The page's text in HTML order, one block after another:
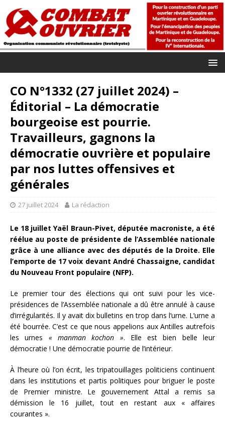
CO N°1332 (27 juillet 2024) –
Éditorial – La démocratie
bourgeoise est pourrie.
Travailleurs, gagnons la
démocratie ouvrière et populaire
par nos luttes offensives et
générales
27 juillet 2024 La rédaction
Le 18 juillet Yaël Braun-Pivet, députée macroniste, a été
réélue au poste de présidente de l’Assemblée nationale
grâce à une alliance avec des députés de la Droite. Elle
l’emporte de 17 voix devant André Chassaigne, candidat
du Nouveau Front populaire (NFP).
Le premier tour des élections qui ont suivi pour les vice-
présidences de l’Assemblée nationale a dû être annulé à cause
d’irrégularités. Il y avait dix bulletins en trop dans l’urne. L’urne a
été bourrée. C’est ce que nous appelions aux Antilles autrefois
les urnes « manman kochon ». Elle est bien belle leur
démocratie ! Une démocratie pourrie de l’intérieur.
À l’heure où l’on écrit, les tripatouillages politiciens continuent
dans les institutions et partis politiques pour briguer le poste
de Premier ministre. Le gouvernement Attal a remis sa
démission le 16 juillet, tout en restant aux « affaires
courantes ».